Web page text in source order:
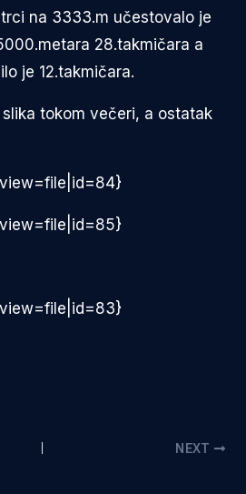
trci na 3333.m učestovalo je
28.takmičara a
je 12.takmičara.
tokom večeri, a ostatak
NEXT